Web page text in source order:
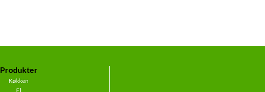
Produkter
Køkken
El